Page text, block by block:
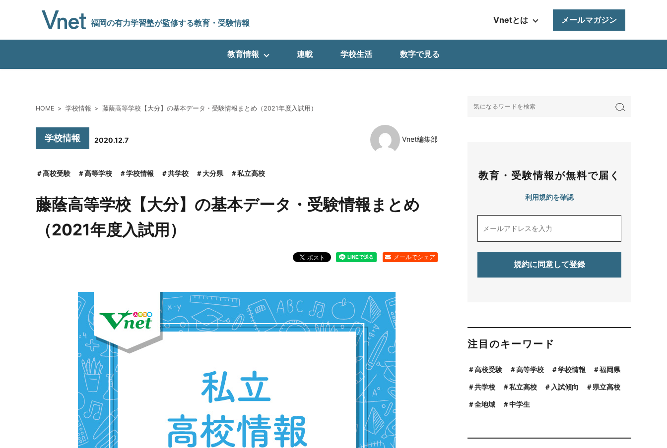
福岡の有力学習塾が監修する教育 ・受験情報 Vnetとは メールマガジン
vnetアライアンス企業
運営会社
プライバシーポリシー
教育情報 連載 学校生活 数字で見る
HOME 学校情報 藤蔭高等学校【大分】の基本データ・受験情報まとめ（2021年度入試用）
学校情報 2020.12.7 Vnet編集部
高校受験 高等学校 学校情報 共学校 大分県 私立高校
藤蔭高等学校【大分】の基本データ・受験情報まとめ
（2021年度入試用）
メールでシェア
教育・受験情報が無料で届く
利用規約を確認
注目のキーワード
高校受験 高等学校 学校情報 福岡県
共学校 私立高校 入試傾向 県立高校
全地域 中学生